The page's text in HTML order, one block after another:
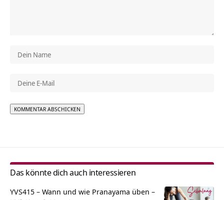
Das könnte dich auch interessieren
YVS415 – Wann und wie Pranayama üben –